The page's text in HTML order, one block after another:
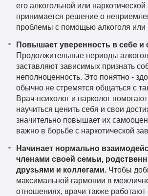
его алкогольной или
принимается решение о
проблемы с помощью алкоголя или
Повышает уверенность в себе и
Продолжительные периоды
заставляют зависимых признать
неполноценность. Это понятно -
обычно не стремятся общаться с
Врач-психолог и нарколог
научиться ценить себя и свои
значительно повышает их
важно в борьбе с наркотической
Начинает нормально
членами своей семьи,
друзьями и коллегами. Чтобы
максимальной гармонии в
отношениях, врачи также